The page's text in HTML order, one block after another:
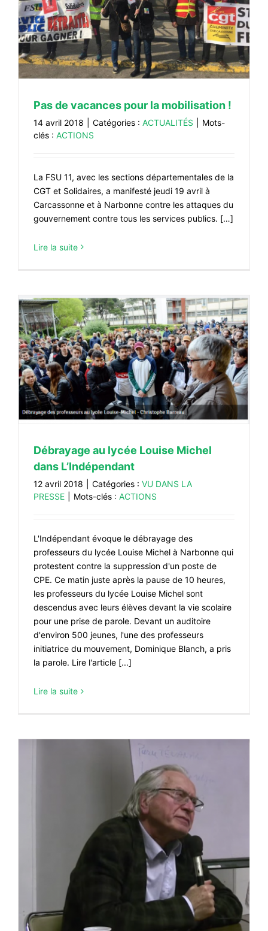
Pas de vacances pour la mobilisation !
14 avril 2018 Catégories : ACTUALITÉS
Mots-
clés : ACTIONS
La FSU 11, avec les sections départementales de la
CGT et Solidaires, a manifesté jeudi 19 avril à
Carcassonne et à Narbonne contre les attaques du
gouvernement contre tous les services publics. […]
Lire la suite
Débrayage au lycée Louise Michel
dans L’Indépendant
12 avril 2018 Catégories : VU DANS LA
PRESSE
Mots-clés : ACTIONS
L'Indépendant évoque le débrayage des
professeurs du lycée Louise Michel à Narbonne qui
protestent contre la suppression d'un poste de
CPE. Ce matin juste après la pause de 10 heures,
les professeurs du lycée Louise Michel sont
descendus avec leurs élèves devant la vie scolaire
pour une prise de parole. Devant un auditoire
d'environ 500 jeunes, l'une des professeurs
initiatrice du mouvement, Dominique Blanch, a pris
la parole. Lire l'article [...]
Lire la suite